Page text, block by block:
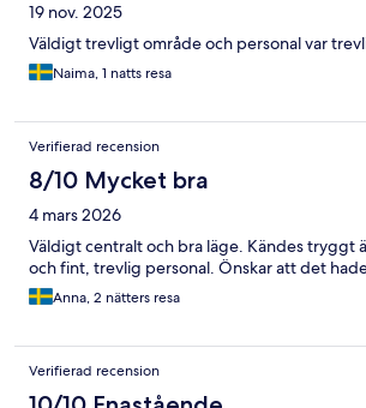
19 nov. 2025
Väldigt trevligt område och personal var
Naima, 1 natts resa
Verifierad recension
8/10 Mycket bra
4 mars 2026
Väldigt centralt och bra läge. Kändes tryggt
och fint, trevlig personal. Önskar att det
Anna, 2 nätters resa
Verifierad recension